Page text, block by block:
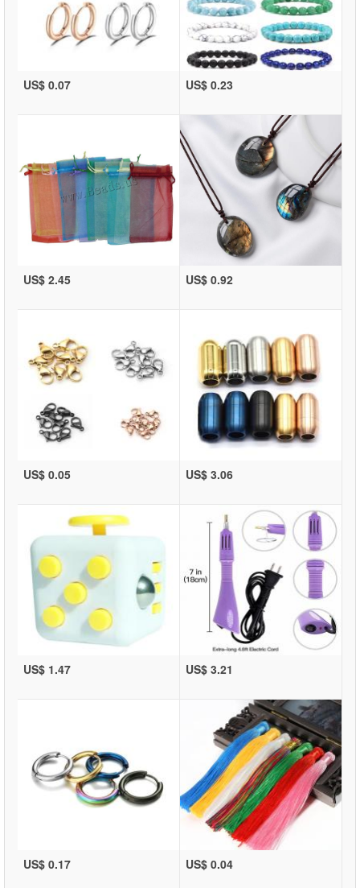
US$ 0.07 US$ 0.23
US$ 2.45 US$ 0.92
US$ 0.05 US$ 3.06
US$ 1.47 US$ 3.21
US$ 0.17 US$ 0.04